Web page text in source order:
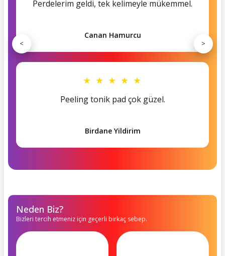
Perdelerim geldi, tek kelimeyle mükemmel.
Canan Hamurcu
★ ★ ★ ★ ★
Peeling tonik pad çok güzel.
Birdane Yildirim
< >
Neden Biz?
Bizleri tercih etmeniz için geçerli birkaç sebep.